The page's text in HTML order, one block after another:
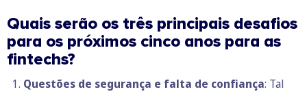
Quais serão os três principais desafios
para os próximos cinco anos para as
fintechs?
Questões de segurança e falta de confiança: Tal